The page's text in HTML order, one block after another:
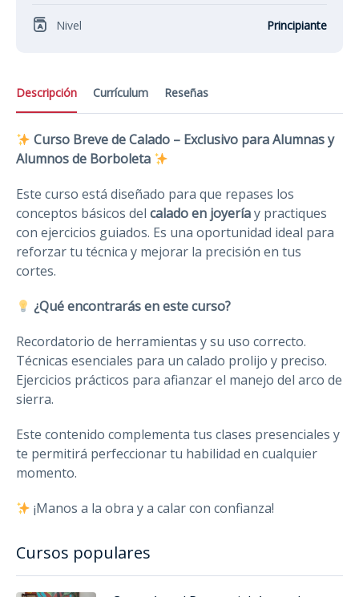
Descripción Currículum Reseñas
Curso Breve de Calado – Exclusivo para Alumnas y
Alumnos de Borboleta
Este curso está diseñado para que repases los
conceptos básicos del calado en joyeríay practiques
con ejercicios guiados. Es una oportunidad ideal para
reforzar tu técnica y mejorar la precisión en tus
cortes.
¿Qué encontrarás en este curso?
Recordatorio de herramientas y su uso correcto.
Técnicas esenciales para un calado prolijo y preciso.
Ejercicios prácticos para afianzar el manejo del arco de
sierra.
Este contenido complementa tus clases presenciales y
te permitirá perfeccionar tu habilidad en cualquier
momento.
¡Manos a la obra y a calar con confianza!
Nivel Principiante
Cursos populares